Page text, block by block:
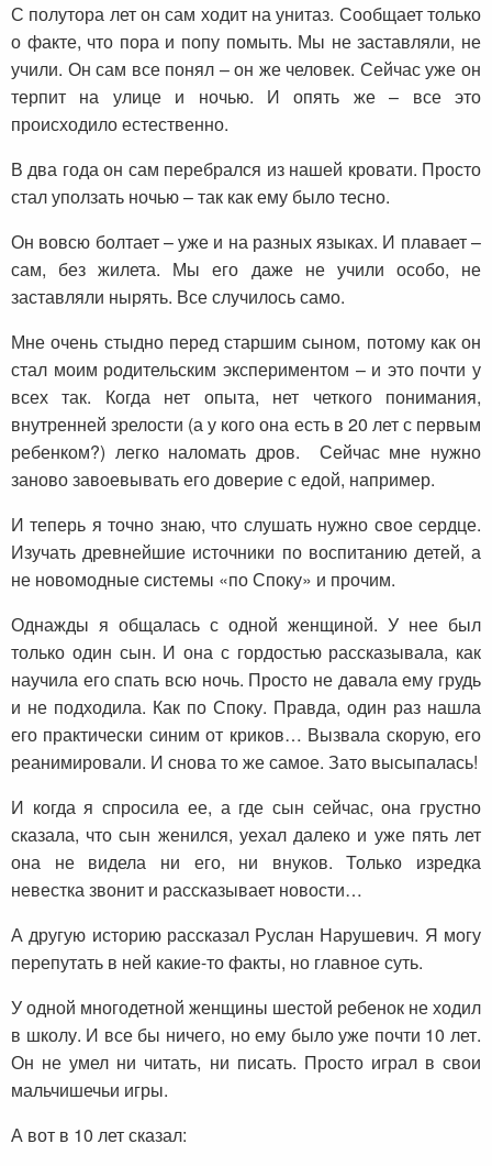
С полутора лет он сам ходит на унитаз. Сообщает только
о факте, что пора и попу помыть. Мы не заставляли, не
учили. Он сам все понял – он же человек. Сейчас уже он
терпит на улице и ночью. И опять же – все это
происходило естественно.
В два года он сам перебрался из нашей кровати. Просто
стал уползать ночью – так как ему было тесно.
Он вовсю болтает – уже и на разных языках. И плавает –
сам, без жилета. Мы его даже не учили особо, не
заставляли нырять. Все случилось само.
Мне очень стыдно перед старшим сыном, потому как он
стал моим родительским экспериментом – и это почти у
всех так. Когда нет опыта, нет четкого понимания,
внутренней зрелости (а у кого она есть в 20 лет с первым
ребенком?) легко наломать дров. Сейчас мне нужно
заново завоевывать его доверие с едой, например.
И теперь я точно знаю, что слушать нужно свое сердце.
Изучать древнейшие источники по воспитанию детей, а
не новомодные системы «по Споку» и прочим.
Однажды я общалась с одной женщиной. У нее был
только один сын. И она с гордостью рассказывала, как
научила его спать всю ночь. Просто не давала ему грудь
и не подходила. Как по Споку. Правда, один раз нашла
его практически синим от криков… Вызвала скорую, его
реанимировали. И снова то же самое. Зато высыпалась!
И когда я спросила ее, а где сын сейчас, она грустно
сказала, что сын женился, уехал далеко и уже пять лет
она не видела ни его, ни внуков. Только изредка
невестка звонит и рассказывает новости…
А другую историю рассказал Руслан Нарушевич. Я могу
перепутать в ней какие-то факты, но главное суть.
У одной многодетной женщины шестой ребенок не ходил
в школу. И все бы ничего, но ему было уже почти 10 лет.
Он не умел ни читать, ни писать. Просто играл в свои
мальчишечьи игры.
А вот в 10 лет сказал: